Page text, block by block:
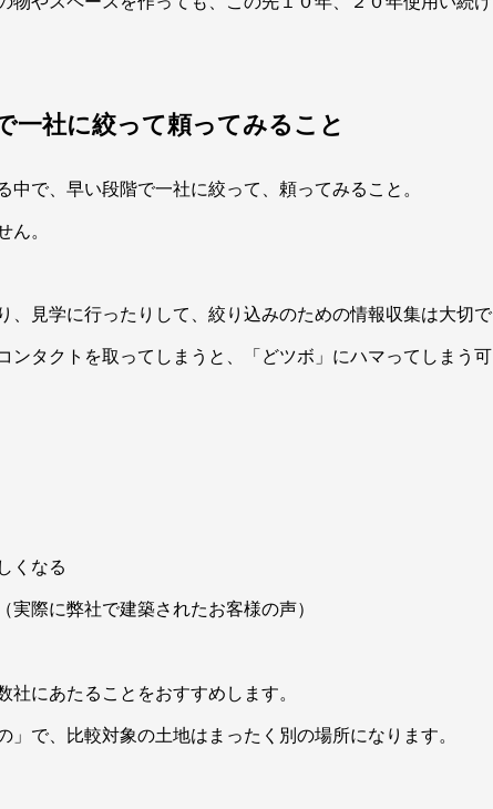
一社に絞って頼ってみること
で、早い段階で一社に絞って、頼ってみること。
ん。
、見学に行ったりして、絞り込みのための情報収集は大切で
ンタクトを取ってしまうと、「どツボ」にハマってしまう可
くなる
実際に弊社で建築されたお客様の声）
にあたることをおすすめします。
で、比較対象の土地はまったく別の場所になります。